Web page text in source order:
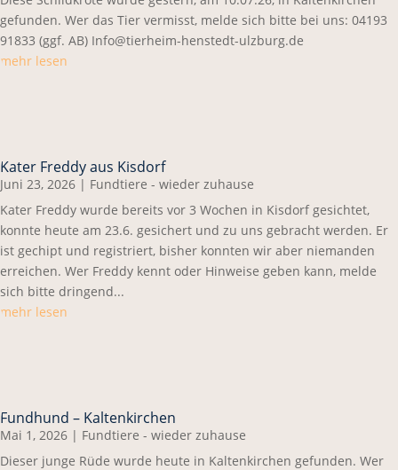
gefunden. Wer das Tier vermisst, melde sich bitte bei uns: 04193
91833 (ggf. AB) Info@tierheim-henstedt-ulzburg.de
mehr lesen
Kater Freddy aus Kisdorf
Juni 23, 2026 | Fundtiere - wieder zuhause
Kater Freddy wurde bereits vor 3 Wochen in Kisdorf gesichtet,
konnte heute am 23.6. gesichert und zu uns gebracht werden. Er
ist gechipt und registriert, bisher konnten wir aber niemanden
erreichen. Wer Freddy kennt oder Hinweise geben kann, melde
sich bitte dringend...
mehr lesen
Fundhund – Kaltenkirchen
Mai 1, 2026 | Fundtiere - wieder zuhause
Dieser junge Rüde wurde heute in Kaltenkirchen gefunden. Wer